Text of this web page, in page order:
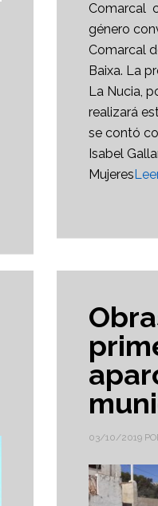
Comarcal
género
Comarcal
Baixa. La
La Nucia,
realizará
se contó
Isabel
Mujeres
03/10/2019